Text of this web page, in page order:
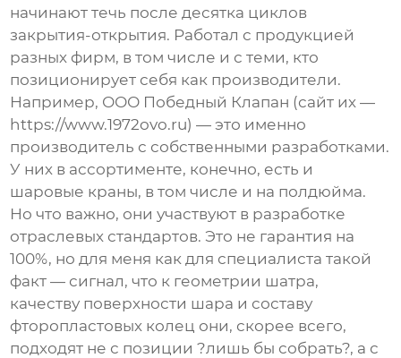
начинают течь после десятка циклов
закрытия-открытия. Работал с продукцией
разных фирм, в том числе и с теми, кто
позиционирует себя как производители.
Например, ООО Победный Клапан (сайт их —
https://www.1972ovo.ru) — это именно
производитель с собственными разработками.
У них в ассортименте, конечно, есть и
шаровые краны, в том числе и на полдюйма.
Но что важно, они участвуют в разработке
отраслевых стандартов. Это не гарантия на
100%, но для меня как для специалиста такой
факт — сигнал, что к геометрии шатра,
качеству поверхности шара и составу
фторопластовых колец они, скорее всего,
подходят не с позиции ?лишь бы собрать?, а с